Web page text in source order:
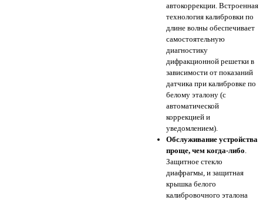
автокоррекции. Встроенная
технология калибровки по
длине волны обеспечивает
самостоятельную
диагностику
дифракционной решетки в
зависимости от показаний
датчика при калибровке по
белому эталону (с
автоматической
коррекцией и
уведомлением).
Обслуживание устройства
проще, чем когда-либо.
Защитное стекло
диафрагмы, и защитная
крышка белого
калибровочного эталона